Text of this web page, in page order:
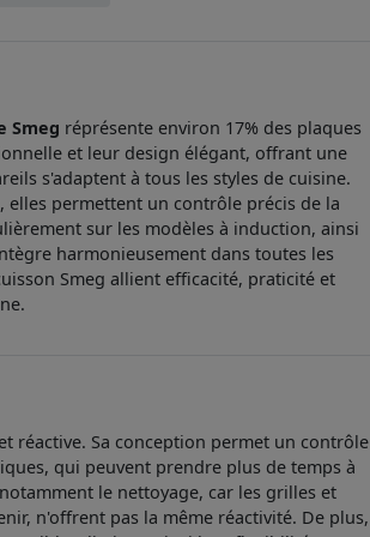
Smeg réprésente environ 17% des plaques
et leur design élégant, offrant une
s'adaptent à tous les styles de cuisine.
elles permettent un contrôle précis de la
sur les modèles à induction, ainsi
harmonieusement dans toutes les
Smeg allient efficacité, praticité et
réactive. Sa conception permet un contrôle
qui peuvent prendre plus de temps à
le nettoyage, car les grilles et
n'offrent pas la même réactivité. De plus,